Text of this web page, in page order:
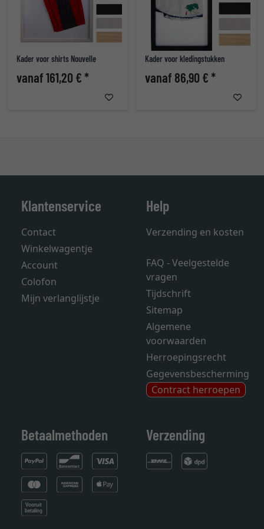
Kader voor shirts Nouvelle
vanaf 161,20 € *
Kader voor kledingstukken
vanaf 86,90 € *
Klantenservice
Contact
Winkelwagentje
Account
Colofon
Mijn verlanglijstje
Help
Verzending en kosten
FAQ - Veelgestelde
vragen
Tijdschrift
Sitemap
Algemene
voorwaarden
Herroepingsrecht
Gegevensbescherming
Contract herroepen
Betaalmethoden Verzending